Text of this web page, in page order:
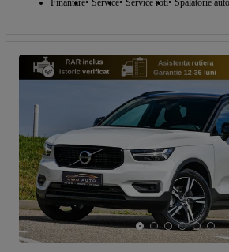
Finantare Service Service roti Spalatorie auto